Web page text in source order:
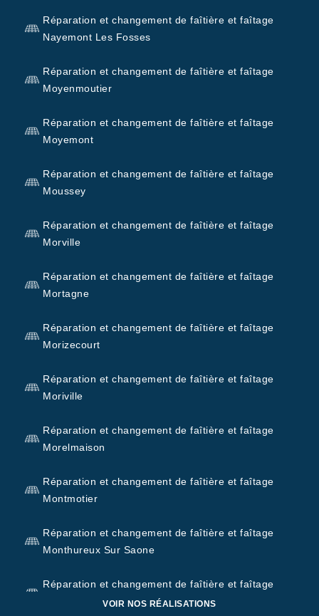
Réparation et changement de faîtière et faîtage
Nayemont Les Fosses
Réparation et changement de faîtière et faîtage
Moyenmoutier
Réparation et changement de faîtière et faîtage
Moyemont
Réparation et changement de faîtière et faîtage
Moussey
Réparation et changement de faîtière et faîtage
Morville
Réparation et changement de faîtière et faîtage
Mortagne
Réparation et changement de faîtière et faîtage
Morizecourt
Réparation et changement de faîtière et faîtage
Moriville
Réparation et changement de faîtière et faîtage
Morelmaison
Réparation et changement de faîtière et faîtage
Montmotier
Réparation et changement de faîtière et faîtage
Monthureux Sur Saone
Réparation et changement de faîtière et faîtage
Monthureux Le SecVOIR NOS RÉALISATIONS